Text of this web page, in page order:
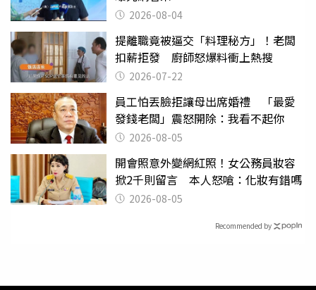
2026-08-04
提離職竟被逼交「料理秘方」！老闆
扣薪拒發 廚師怒爆料衝上熱搜
2026-07-22
員工怕丟臉拒讓母出席婚禮 「最愛
發錢老闆」震怒開除：我看不起你
2026-08-05
開會照意外變網紅照！女公務員妝容
掀2千則留言 本人怒嗆：化妝有錯嗎
2026-08-05
Recommended by